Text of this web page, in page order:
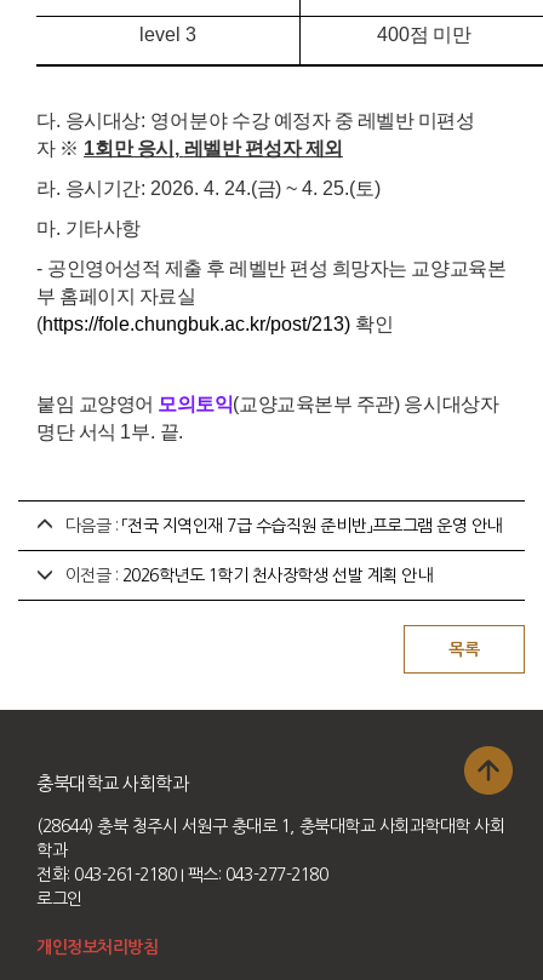
level 3 400점 미만
다. 응시대상: 영어분야수강 예정자 중 레벨반 미편성
자 ※ 1회만 응시 , 레벨반 편성자 제외
라. 응시기간: 2026. 4. 24.(금) ~ 4. 25.(토)
마. 기타사항
- 공인영어성적 제출 후 레벨반 편성 희망자는 교양교육본
부 홈페이지 자료실
(https://fole.chungbuk.ac.kr/post/213) 확인
붙임 교양영어 모의 토익(교양교육본부 주관) 응시대상자
명단 서식 1부. 끝.
다음글 : 「전국 지역인재 7급 수습직원 준비반」프로그램 운영 안내
이전글 : 2026학년도 1학기 천사장학생 선발 계획 안내
충북대학교 사회학과
(28644) 충북 청주시 서원구 충대로 1, 충북대학교 사회과학대학 사회
학과
전화: 043-261-2180 I 팩스: 043-277-2180
로그인
개인정보처리방침